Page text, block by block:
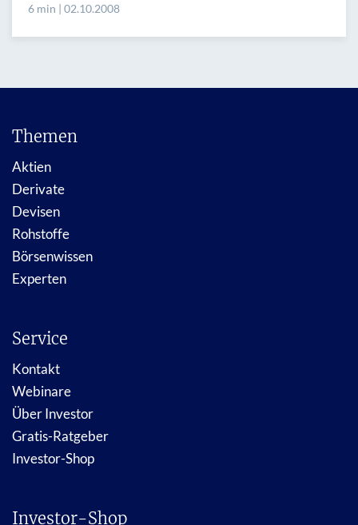
6 min | 02.10.2008
Themen
Aktien
Derivate
Devisen
Rohstoffe
Börsenwissen
Experten
Service
Kontakt
Webinare
Über Investor
Gratis-Ratgeber
Investor-Shop
Investor-Shop